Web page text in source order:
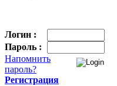
Логин :
Пароль :
Напомнить
пароль?
Регистрация